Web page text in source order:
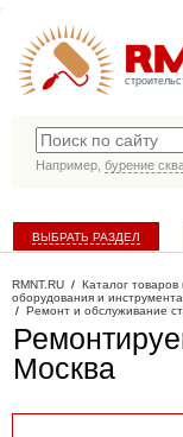
Например, бурение
ВЫБРАТЬ РАЗДЕЛ
RMNT.RU / Каталог товаров
оборудования и инструмента
/ Ремонт и обслуживание
Москва